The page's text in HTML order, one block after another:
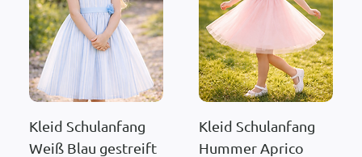
Kleid Schulanfang
Weiß Blau gestreift
Kleid Schulanfang
Hummer Aprico